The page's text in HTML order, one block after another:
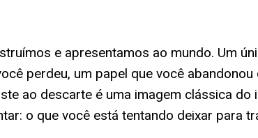
e apresentamos ao mundo. Um
perdeu, um papel que você
ao descarte é uma imagem clássica do
o que você está tentando deixar para